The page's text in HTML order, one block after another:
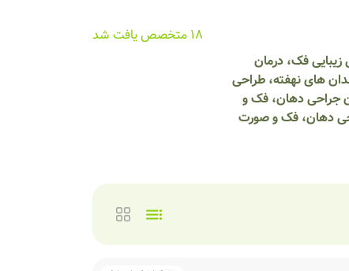
فک، درمان
های نهفته، طراحی
جراحی دهان، فک و
دهان، فک و صورت
18 متخصص یافت شد